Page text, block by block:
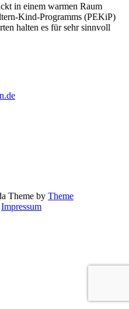
in einem warmen Raum
Kind-Programms (PEKiP)
halten es für sehr sinnvoll
Theme by Theme
Impressum